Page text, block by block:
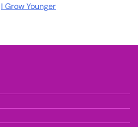
I Grow Younger